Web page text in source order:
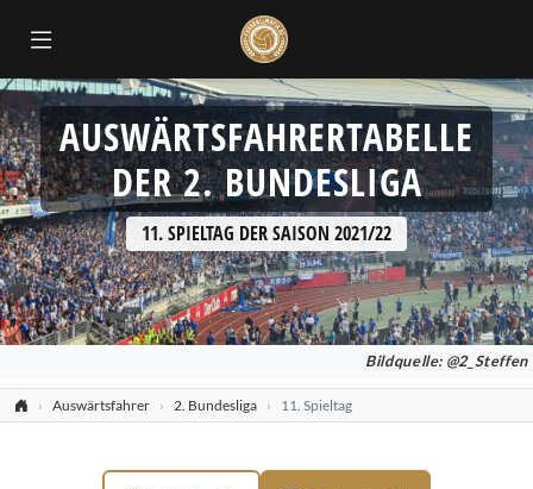
AUSWÄRTSFAHRERTABELLE
DER 2. BUNDESLIGA
11. SPIELTAG DER SAISON 2021/22
Bildquelle: @2_Steffen
Auswärtsfahrer 2. Bundesliga 11. Spieltag